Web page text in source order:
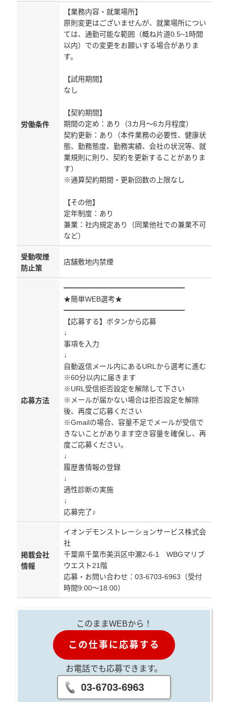
労働条件
【業務内容・就業場所】
原則変更はございませんが、就業場所につい
ては、通勤可能な範囲（概ね片道0.5~1時間
以内）での変更をお願いする場合がありま
す。
【試用期間】
なし
【契約期間】
期間の定め：あり（3カ月～6カ月程度）
契約更新：あり（本件業務の必要性、健康状
態、勤務態度、勤務実績、会社の状況等、就
業規則に則り、契約を更新することがありま
す）
※通算契約期間・更新回数の上限なし
【その他】
定年制度：あり
兼業：社内規定あり（同業他社での兼業不可
など）
受動喫煙
防止策
店舗敷地内禁煙
応募方法
━━━━━━━━━━━━━━━━━
★簡単WEB選考★
━━━━━━━━━━━━━━━━━
【応募する】ボタンから応募
↓
事項を入力
↓
自動返信メール内にあるURLから選考に進む
※60分以内に届きます
※URL受信拒否設定を解除して下さい
※メールが届かない場合は拒否設定を解除
後、再度ご応募ください
※Gmailの場合、容量不足でメールが受信で
きないことがあります空き容量を確保し、再
度ご応募ください。
↓
履歴書情報の登録
↓
適性診断の実施
↓
応募完了♪
掲載会社
情報
イオンデモンストレーションサービス株式会
社
千葉県千葉市美浜区中瀬2-6-1 WBGマリブ
ウエスト21階
応募・お問い合わせ：03-6703-6963（受付
時間9:00～18:00）
このままWEBから！
この仕事に応募する
お電話でも応募できます。
03-6703-6963